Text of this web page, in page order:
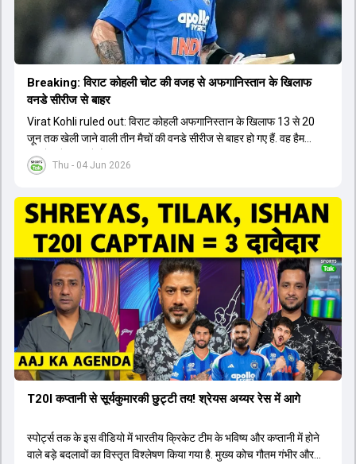
Thu - 04 Jun 2026
Breaking: विराट कोहली चोट की वजह से अफगान‍िस्तान के ख‍िलाफ
वनडे सीरीज से बाहर
Virat Kohli ruled out: विराट कोहली अफगान‍िस्तान के ख‍िलाफ 13 से 20
जून तक खेली जाने वाली तीन मैचों की वनडे सीरीज से बाहर हो गए हैं. वह हैमस्ट्रिंग
की चोट से जूझ रहे हैं.
T20I कप्तानी से सूर्यकुमारकी छुट्टी तय! श्रेयस अय्यर रेस में आगे
स्पोर्ट्स तक के इस वीडियो में भारतीय क्रिकेट टीम के भविष्य और कप्तानी में होने
वाले बड़े बदलावों का विस्तृत विश्लेषण किया गया है. मुख्य कोच गौतम गंभीर और